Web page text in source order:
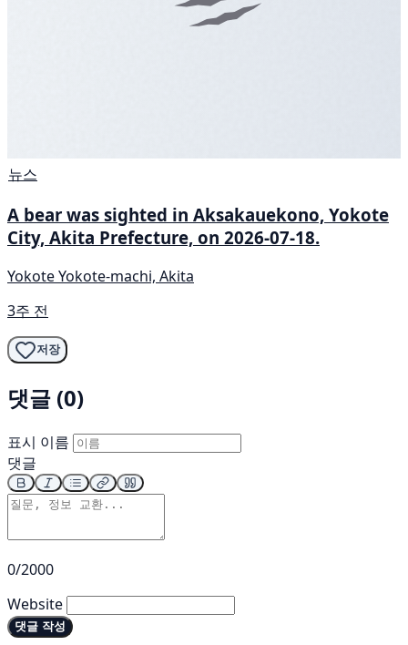
뉴스
A bear was sighted in Aksakauekono, Yokote
City, Akita Prefecture, on 2026-07-18.
Yokote Yokote-machi, Akita
3주 전
저장
댓글 (0)
표시 이름
댓글
0/2000
Website
댓글 작성